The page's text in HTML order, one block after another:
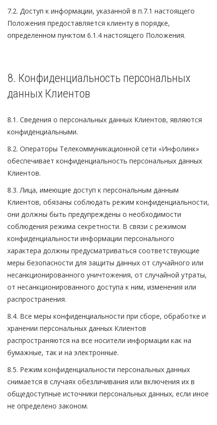
7.2. Доступ к информации, указанной в п.7.1 настоящего
Положения предоставляется клиенту в порядке,
определенном пунктом 6.1.4 настоящего Положения.
8. Конфиденциальность персональных
данных Клиентов
8.1. Сведения о персональных данных Клиентов, являются
конфиденциальными.
8.2. Операторы Телекоммуникационной сети «Инфолинк»
обеспечивает конфиденциальность персональных данных
Клиентов.
8.3. Лица, имеющие доступ к персональным данным
Клиентов, обязаны соблюдать режим конфиденциальности,
они должны быть предупреждены о необходимости
соблюдения режима секретности. В связи с режимом
конфиденциальности информации персонального
характера должны предусматриваться соответствующие
меры безопасности для защиты данных от случайного или
несанкционированного уничтожения, от случайной утраты,
от несанкционированного доступа к ним, изменения или
распространения.
8.4. Все меры конфиденциальности при сборе, обработке и
хранении персональных данных Клиентов
распространяются на все носители информации как на
бумажные, так и на электронные.
8.5. Режим конфиденциальности персональных данных
снимается в случаях обезличивания или включения их в
общедоступные источники персональных данных, если иное
не определено законом.